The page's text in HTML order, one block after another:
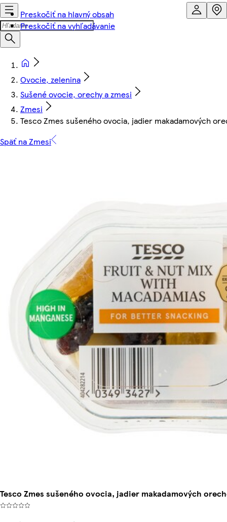
Preskočiť na hlavný obsah
Preskočiť na vyhľadávanie
Ovocie, zelenina
Sušené ovocie, orechy a zmesi
Zmesi
Tesco Zmes sušeného ovocia, jadier makadamových
Späť na Zmesi
Tesco Zmes sušeného ovocia, jadier makadamových